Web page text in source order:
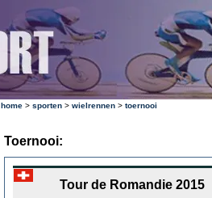
home > sporten > wielrennen > toernooi
Toernooi:
Tour de Romandie 2015